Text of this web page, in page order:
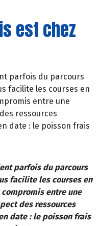
est chez
parfois du parcours
facilite les courses en
entre une
ressources
date : le poisson frais
parfois du parcours
facilite les courses en
entre une
des ressources
date : le poisson frais